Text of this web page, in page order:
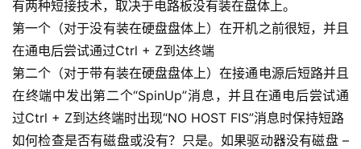
有两种短接技术，取决于电路板没有装在盘体上。
第一个（对于没有装在硬盘盘体上）在开机之前很短，并且
在通电后尝试通过Ctrl + Z到达终端
第二个（对于带有装在硬盘盘体上）在接通电源后短路并且
在终端中发出第二个“SpinUp”消息，并且在通电后尝试通
过Ctrl + Z到达终端时出现“NO HOST FIS”消息时保持短路
如何检查是否有磁盘或没有？只是。如果驱动器没有磁盘 –